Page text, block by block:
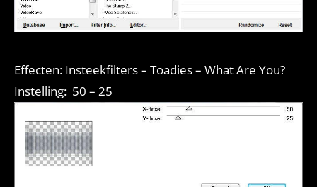
Effecten: Insteekfilters – Toadies – What Are You?
Instelling: 50 – 25